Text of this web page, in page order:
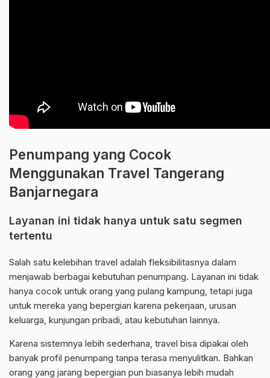
Penumpang yang Cocok
Menggunakan Travel Tangerang
Banjarnegara
Layanan ini tidak hanya untuk satu segmen
tertentu
Salah satu kelebihan travel adalah fleksibilitasnya dalam
menjawab berbagai kebutuhan penumpang. Layanan ini tidak
hanya cocok untuk orang yang pulang kampung, tetapi juga
untuk mereka yang bepergian karena pekerjaan, urusan
keluarga, kunjungan pribadi, atau kebutuhan lainnya.
Karena sistemnya lebih sederhana, travel bisa dipakai oleh
banyak profil penumpang tanpa terasa menyulitkan. Bahkan
orang yang jarang bepergian pun biasanya lebih mudah